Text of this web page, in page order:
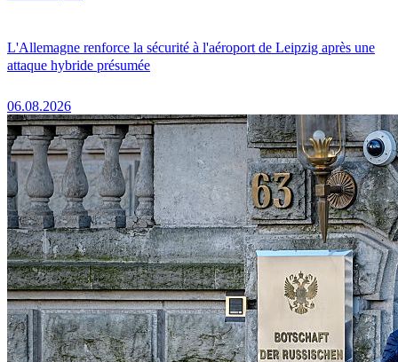
L'Allemagne renforce la sécurité à l'aéroport de Leipzig après une
attaque hybride présumée
06.08.2026